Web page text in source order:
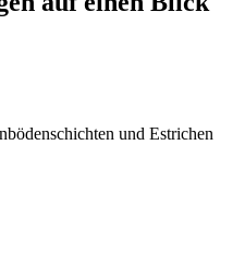
und Estrichen